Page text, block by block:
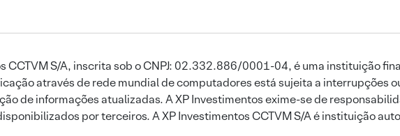
CCTVM S/A, inscrita sob o CNPJ: 02.332.886/0001-04, é uma instituição
através de rede mundial de computadores está sujeita a interrupções
de informações atualizadas. A XP Investimentos exime-se de
por terceiros. A XP Investimentos CCTVM S/A é instituição